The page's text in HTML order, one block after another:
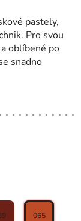
065
pastely,
Pro svou
oblíbené po
snadno